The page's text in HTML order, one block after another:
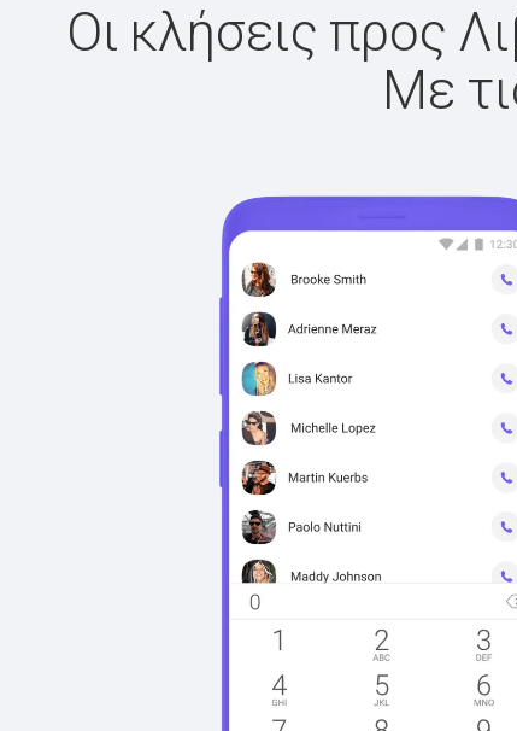
Οι κλήσεις προς
Με